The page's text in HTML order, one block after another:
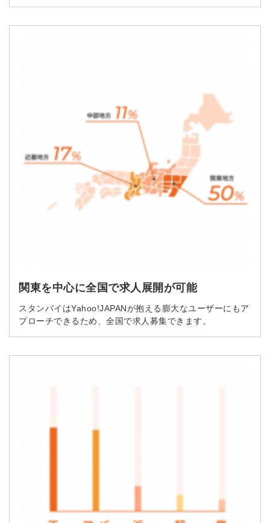
関東を中心に全国で求人展開が可能
スタンバイはYahoo!JAPANが抱える膨大なユーザーにもア
プローチできるため、全国で求人募集できます。
忘れですか？
でログイン
簡単10秒！無料会員登録
取り組みなどを取材したインタ
ビュー記事が読める
採用にまつわる独自の調査レポ
ートが届く
採用に役立つ記事・資料が届く
メールアドレス